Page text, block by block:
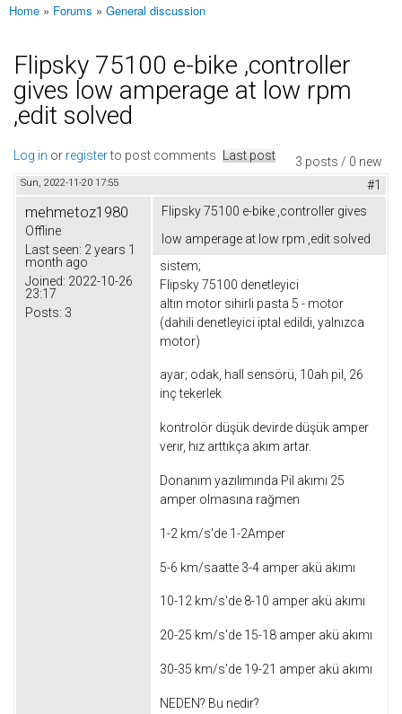
You are here
Home » Forums » General discussion
Flipsky 75100 e-bike ,controller
gives low amperage at low rpm
,edit solved
3 posts / 0 new
Log in or registerto post comments Last post
Sun, 2022-11-20 17:55 #1
mehmetoz1980
Offline
Last seen: 2 years 1
month ago
Joined: 2022-10-26
23:17
Posts: 3
Flipsky 75100 e-bike ,controller gives
low amperage at low rpm ,edit solved
sistem;
Flipsky 75100 denetleyici
altın motor sihirli pasta 5 - motor
(dahili denetleyici iptal edildi, yalnızca
motor)
ayar; odak, hall sensörü, 10ah pil, 26
inç tekerlek
kontrolör düşük devirde düşük amper
verir, hız arttıkça akım artar.
Donanım yazılımında Pil akımı 25
amper olmasına rağmen
1-2 km/s'de 1-2Amper
5-6 km/saatte 3-4 amper akü akımı
10-12 km/s'de 8-10 amper akü akımı
20-25 km/s'de 15-18 amper akü akımı
30-35 km/s'de 19-21 amper akü akımı
NEDEN? Bu nedir?